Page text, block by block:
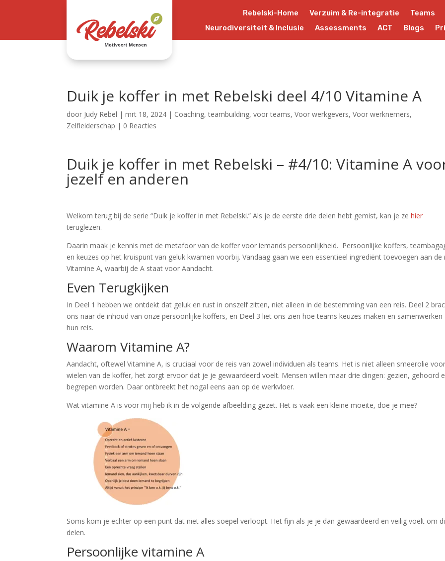
Rebelski-Home Verzuim & Re-integratie Teams
Neurodiversiteit & Inclusie
Assessments ACT Blogs
Duik je koffer in met Rebelski deel 4/10 Vitamine A
door Judy Rebel |mrt 18, 2024 | Coaching,teambuilding,voor teams,Voor werkgevers,Voor werknemers,
Zelfleiderschap | 0 Reacties
Duik je koffer in met Rebelski – #4/10: Vitamine A
jezelf en anderen
Welkom terug bij de serie “Duik je koffer in met Rebelski.” Als je de eerste drie delen hebt gemist, kan je zehier
teruglezen.
Daarin maak je kennis met de metafoor van de koffer voor iemands persoonlijkheid. Persoonlijke koffers,
en keuzes op het kruispunt van geluk kwamen voorbij. Vandaag gaan we een essentieel ingrediënt toevoegen aan de
Vitamine A, waarbij de A staat voor Aandacht.
Even Terugkijken
In Deel 1 hebben we ontdekt dat geluk en rust in onszelf zitten, niet alleen in de bestemming van een reis. Deel 2
ons naar de inhoud van onze persoonlijke koffers, en Deel 3 liet ons zien hoe teams keuzes maken en samenwerken
hun reis.
Waarom Vitamine A?
Aandacht, oftewel Vitamine A, is cruciaal voor de reis van zowel individuen als teams. Het is niet alleen smeerolie
wielen van de koffer, het zorgt ervoor dat je je gewaardeerd voelt. Mensen willen maar drie dingen: gezien, gehoord
begrepen worden. Daar ontbreekt het nogal eens aan op de werkvloer.
Wat vitamine A is voor mij heb ik in de volgende afbeelding gezet. Het is vaak een kleine moeite, doe je mee?
Soms kom je echter op een punt dat niet alles soepel verloopt. Het fijn als je je dan gewaardeerd en veilig voelt om
delen.
Persoonlijke vitamine A